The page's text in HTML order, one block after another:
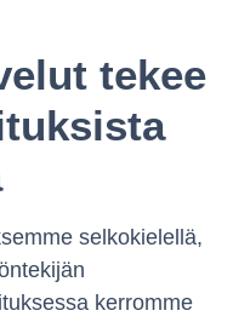
tekee
selkokielellä,
kerromme